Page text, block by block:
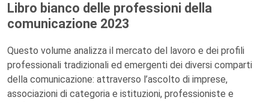
Libro bianco delle professioni della
comunicazione 2023
Questo volume analizza il mercato del lavoro e dei profili
professionali tradizionali ed emergenti dei diversi comparti
della comunicazione: attraverso l’ascolto di imprese,
associazioni di categoria e istituzioni, professioniste e